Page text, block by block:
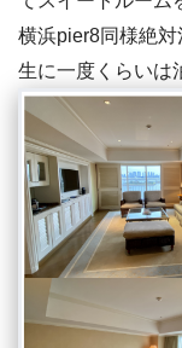
横浜pier8同様絶
生に一度くらいは